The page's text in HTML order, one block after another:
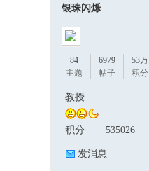
银珠闪烁
84
主题
6979
帖子
53万
积分
教授
积分 535026
发消息